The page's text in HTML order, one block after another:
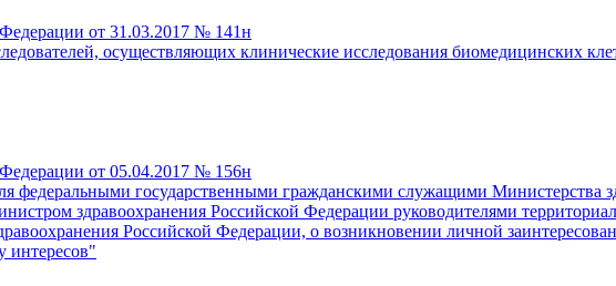
от 31.03.2017 № 141н
осуществляющих клинические исследования биомедицинских
от 05.04.2017 № 156н
федеральными государственными гражданскими служащими Министерства
здравоохранения Российской Федерации руководителями
Российской Федерации, о возникновении личной
интересов"